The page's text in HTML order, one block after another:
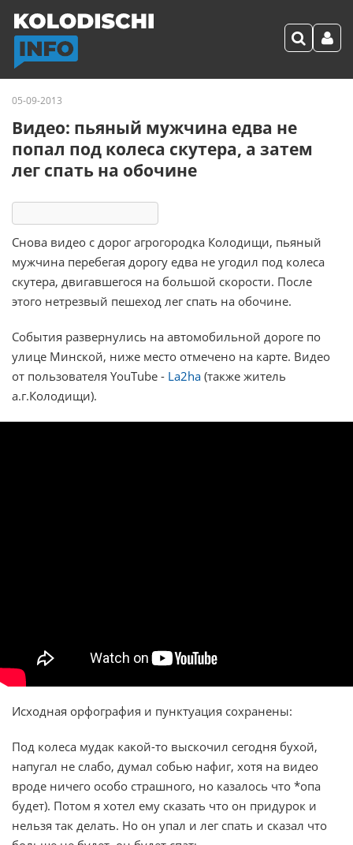
05-09-2013
Видео: пьяный мужчина едва не
попал под колеса скутера, а затем
лег спать на обочине
Снова видео с дорог агрогородка Колодищи, пьяный
мужчина перебегая дорогу едва не угодил под колеса
скутера, двигавшегося на большой скорости. После
этого нетрезвый пешеход лег спать на обочине.
События развернулись на автомобильной дороге по
улице Минской, ниже место отмечено на карте. Видео
от пользователя YouTube - La2ha (также житель
а.г.Колодищи).
Цитата из слов автора видео:
Исходная орфография и пунктуация сохранены:
Под колеса мудак какой-то выскочил сегодня бухой,
напугал не слабо, думал собью нафиг, хотя на видео
вроде ничего особо страшного, но казалось что *опа
будет). Потом я хотел ему сказать что он придурок и
нельзя так делать. Но он упал и лег спать и сказал что